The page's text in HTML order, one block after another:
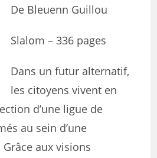
De Bleuenn Guillou
Slalom – 336 pages
Dans un futur alternatif,
les citoyens vivent en
d’une ligue de
au sein d’une
Grâce aux visions